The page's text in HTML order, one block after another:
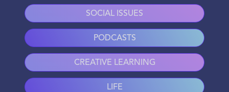
SOCIAL ISSUES
PODCASTS
CREATIVE LEARNING
LIFE